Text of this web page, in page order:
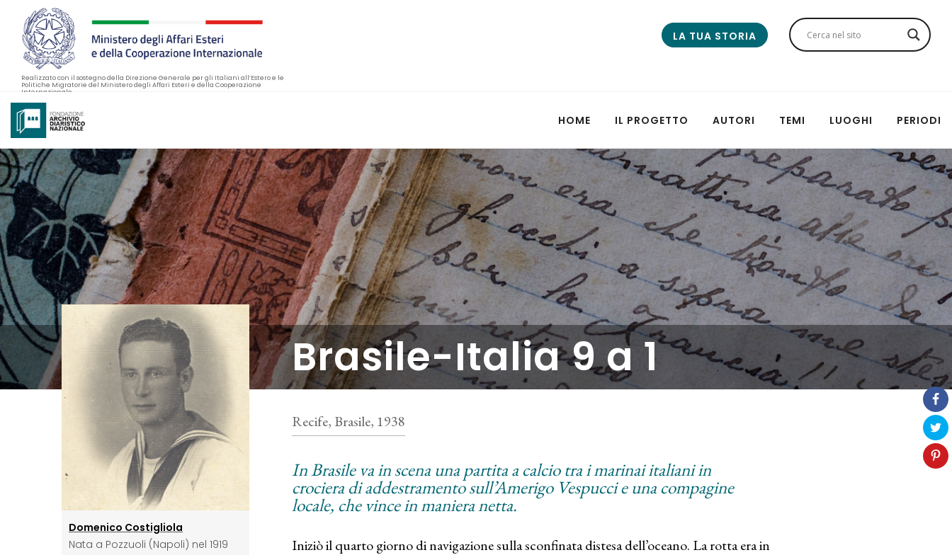
Realizzato con il sostegno della Direzione Generale per gli Italiani all’Estero e le
Politiche Migratorie del Ministero degli Affari Esteri e della Cooperazione
Internazionale
LA TUA STORIA
HOME IL PROGETTO AUTORI TEMI LUOGHI PERIODI
Brasile-Italia 9 a 1
Domenico Costigliola
Nata a Pozzuoli (Napoli) nel 1919
Recife, Brasile, 1938
In Brasile va in scena una partita a calcio tra i marinai italiani in
crociera di addestramento sull’Amerigo Vespucci e una compagine
locale, che vince in maniera netta.
Iniziò il quarto giorno di navigazione sulla sconfinata distesa dell’oceano. La rotta era in